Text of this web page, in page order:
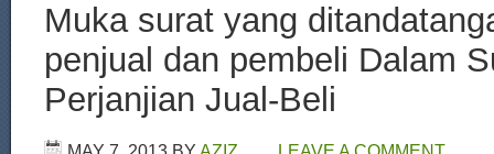
Muka surat yang
penjual dan pembeli Dalam
Perjanjian Jual-Beli